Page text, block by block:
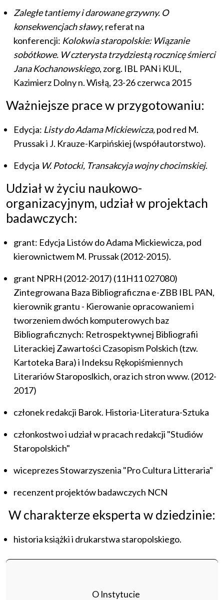
O Instytucie
Zaległe tantiemy i darowane grzywny. O
konsekwencjach sławy, referat na
konferencji: Kolokwia staropolskie: Wiązanie
sobótkowe. W czterysta trzydziestą rocznicę śmierci
Jana Kochanowskiego, zorg. IBL PAN i KUL,
Kazimierz Dolny n. Wisłą, 23-26 czerwca 2015
Ważniejsze prace w przygotowaniu:
Edycja: Listy do Adama Mickiewicza,pod red M.
Prussak i J. Krauze-Karpińskiej (współautorstwo).
Edycja W. Potocki, Transakcyja wojny chocimskiej.
Udział w życiu naukowo-
organizacyjnym, udział w projektach
badawczych:
grant: Edycja Listów do Adama Mickiewicza, pod
kierownictwem M. Prussak (2012-2015).
grant NPRH (2012-2017) (11H11 027080)
Zintegrowana Baza Bibliograficzna e-ZBB IBL PAN,
kierownik grantu - Kierowanie opracowaniem i
tworzeniem dwóch komputerowych baz
Bibliograficznych: Retrospektywnej Bibliografii
Literackiej Zawartości Czasopism Polskich (tzw.
Kartoteka Bara) i Indeksu Rękopiśmiennych
Literariów Staroposlkich, oraz ich stron www. (2012-
2017)
członek redakcji Barok. Historia-Literatura-Sztuka
członkostwo i udział w pracach redakcji "Studiów
Staropolskich"
wiceprezes Stowarzyszenia "Pro Cultura Litteraria"
recenzent projektów badawczych NCN
W charakterze eksperta w dziedzinie:
historia książki i drukarstwa staropolskiego.